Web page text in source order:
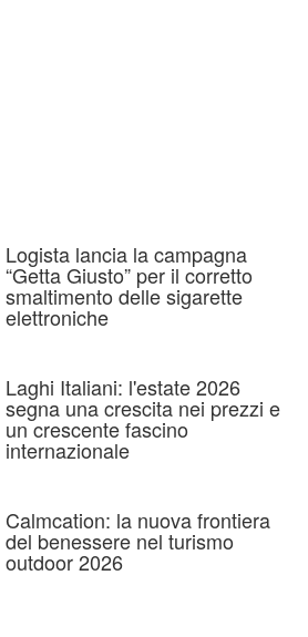
Logista lancia la campagna
“Getta Giusto” per il corretto
smaltimento delle sigarette
elettroniche
Laghi Italiani: l'estate 2026
segna una crescita nei prezzi e
un crescente fascino
internazionale
Calmcation: la nuova frontiera
del benessere nel turismo
outdoor 2026